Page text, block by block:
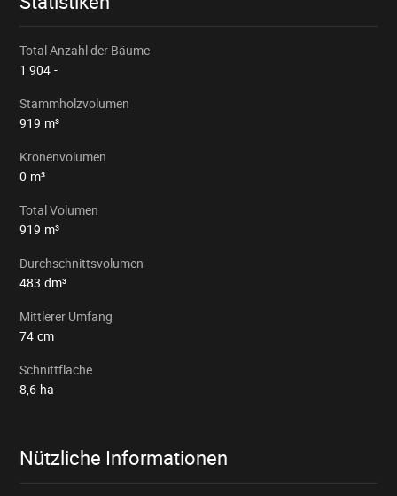
Total Anzahl der Bäume
1 904 -
Stammholzvolumen
919 m³
Kronenvolumen
0 m³
Total Volumen
919 m³
Durchschnittsvolumen
483 dm³
Mittlerer Umfang
74 cm
Schnittfläche
8,6 ha
Nützliche Informationen